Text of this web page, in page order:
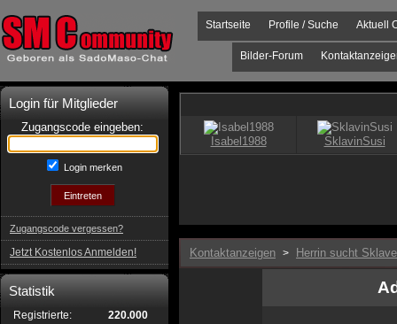
Aktuell
Profile / Suche
Startseite
Bilder-Forum
Login für Mitglieder
Zugangscode eingeben:
Login merken
Zugangscode vergessen?
Jetzt Kostenlos Anmelden!
Statistik
Registrierte:
220.000
Kontaktanzeigen > Herrin sucht